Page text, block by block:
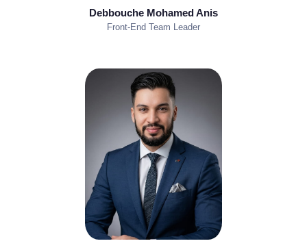
Debbouche Mohamed Anis
Front-End Team Leader